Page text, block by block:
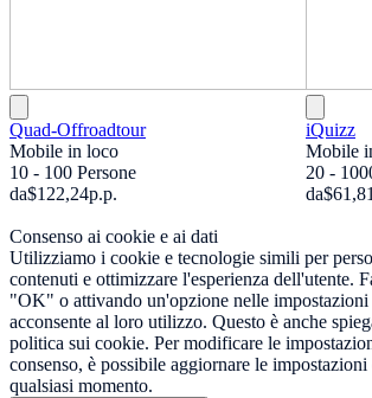
Quad-Offroadtour
Mobile in loco
10 - 100 Persone
da$122,24p.p.
iQuizz
Mobile
20 -
da$61,81
Consenso ai cookie e ai dati
Utilizziamo i cookie e tecnologie simili per
contenuti e ottimizzare l'esperienza dell'utente.
"OK" o attivando un'opzione nelle impostazioni
acconsente al loro utilizzo. Questo è anche
politica sui cookie. Per modificare le
consenso, è possibile aggiornare le
qualsiasi momento.